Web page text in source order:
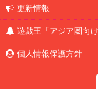
更新情報
遊戯王「アジア圏向
個人情報保護方針